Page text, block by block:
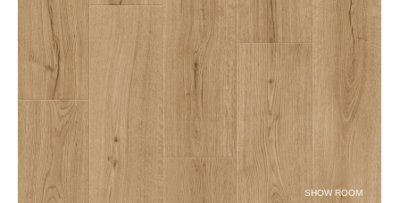
SHOW ROOM